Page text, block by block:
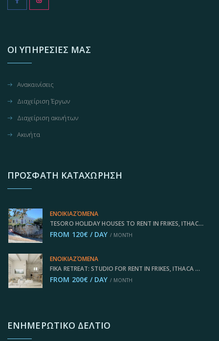
ΟΙ ΥΠΗΡΕΣΊΕΣ ΜΑΣ
Ανακαινίσεις
Διαχείριση Έργων
Διαχείριση ακινήτων
Ακινήτα
ΠΡΌΣΦΑΤΗ ΚΑΤΑΧΏΡΗΣΗ
ΕΝΟΙΚΙΑΖΌΜΕΝΑ
TESORO HOLIDAY HOUSES TO RENT IN FRIKES, ITHACA GREECE IDMVR002FRI
FROM 120€ / DAY / MONTH
ΕΝΟΙΚΙΑΖΌΜΕΝΑ
FIKA RETREAT: STUDIO FOR RENT IN FRIKES, ITHACA GREECE IDMVR005FRI
FROM 200€ / DAY / MONTH
ΕΝΗΜΕΡΩΤΙΚΌ ΔΕΛΤΊΟ